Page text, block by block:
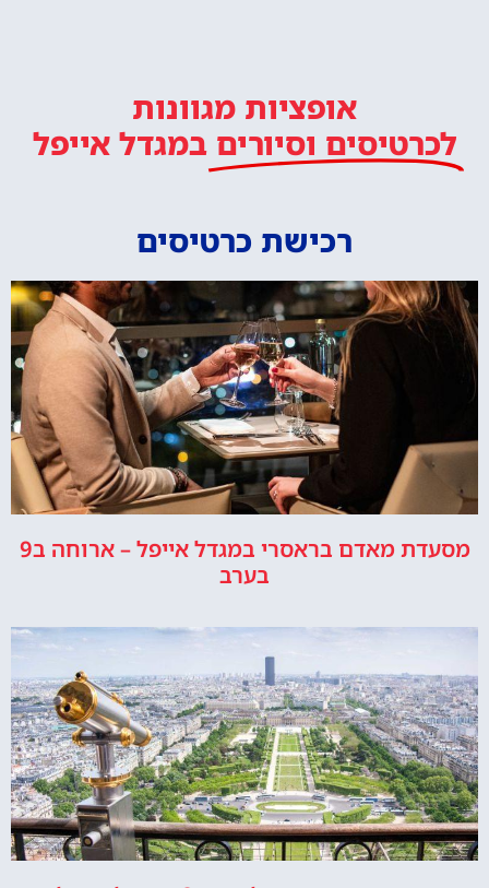
אופציות מגוונות
לכרטיסים וסיורים במגדל אייפל
רכישת כרטיסים
מסעדת מאדם בראסרי במגדל אייפל – ארוחה ב9
בערב